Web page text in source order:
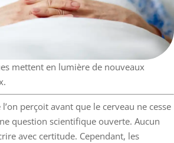
mettent en lumière de nouveaux
perçoit avant que le cerveau ne cesse
question scientifique ouverte. Aucun
avec certitude. Cependant, les